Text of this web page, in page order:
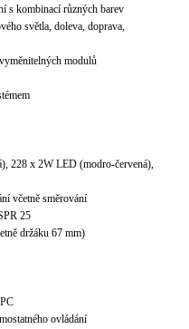
í s kombinací různých barev
ého světla, doleva, doprava,
ých modulů
émem
), 228 x 2W LED (modro-červená),
včetně směrování
25
držáku 67 mm)
ého ovládání